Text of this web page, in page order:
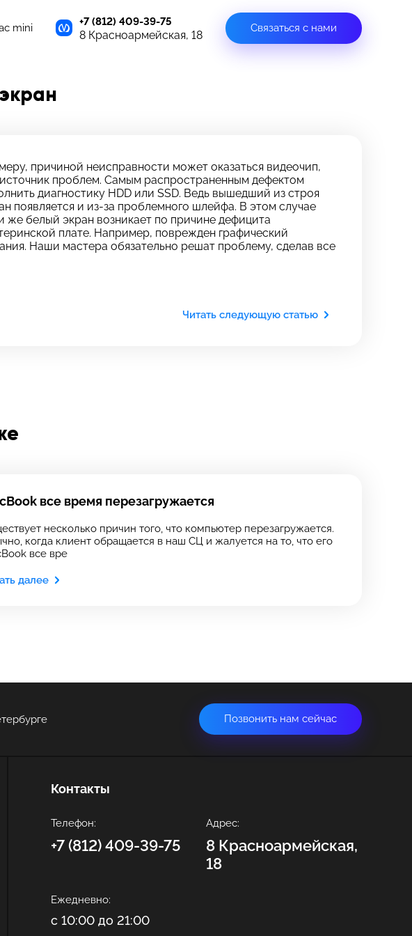
mini
+7 (812) 409-39-75
8 Красноармейская, 18
Связаться с нами
причиной неисправности может оказаться видеочип,
проблем. Самым распространенным дефектом
диагностику HDD или SSD. Ведь вышедший из строя
появляется и из-за проблемного шлейфа. В этом случае
же белый экран возникает по причине дефицита
плате. Например, поврежден графический
Наши мастера обязательно решат проблему, сделав все
Читать следующую статью
все время перезагружается
несколько причин того, что компьютер перезагружается.
когда клиент обращается в наш СЦ и жалуется на то, что его
все вре
далее
Позвонить нам сейчас
Контакты
Телефон:
+7 (812) 409-39-75
Адрес:
8 Красноармейская,
18
Ежедневно:
с 10:00 до 21:00